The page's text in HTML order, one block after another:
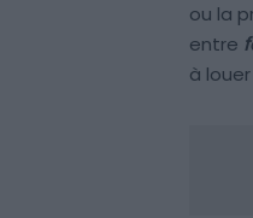
ou la
entre
à